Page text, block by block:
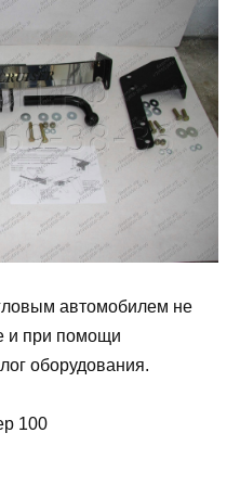
автомобилем не
и при помощи
оборудования.